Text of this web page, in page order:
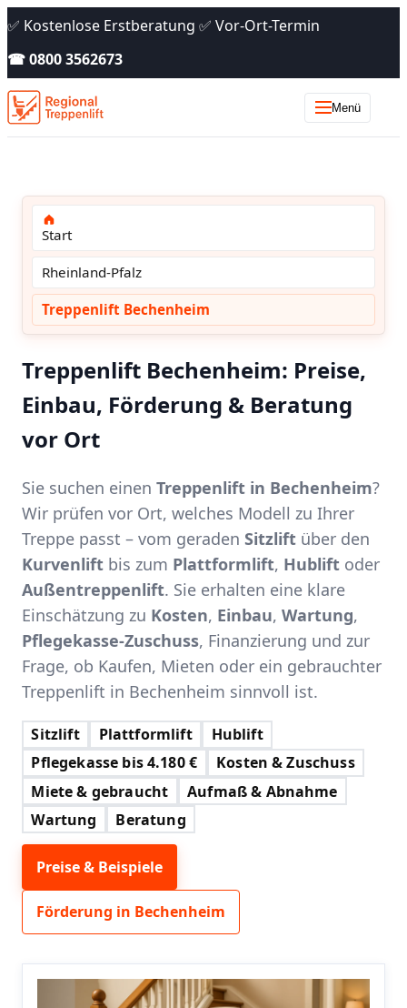
✅ Kostenlose Erstberatung ✅ Vor-Ort-Termin
☎ 0800 3562673
Menü
Start
Rheinland-Pfalz
Treppenlift Bechenheim
Treppenlift Bechenheim: Preise,
Einbau, Förderung & Beratung
vor Ort
Sie suchen einen Treppenlift in Bechenheim?
Wir prüfen vor Ort, welches Modell zu Ihrer
Treppe passt – vom geraden Sitzlift über den
Kurvenlift bis zum Plattformlift, Hublift oder
Außentreppenlift. Sie erhalten eine klare
Einschätzung zu Kosten, Einbau, Wartung,
Pflegekasse-Zuschuss, Finanzierung und zur
Frage, ob Kaufen, Mieten oder ein gebrauchter
Treppenlift in Bechenheim sinnvoll ist.
Sitzlift Plattformlift
Hublift
Pflegekasse bis 4.180 €
Kosten & Zuschuss
Miete & gebraucht
Aufmaß & Abnahme
Wartung
Beratung
Preise & Beispiele
Förderung in Bechenheim